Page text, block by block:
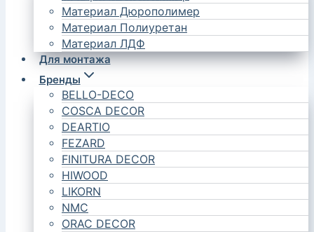
Материал Дюрополимер
Материал Полиуретан
Материал ЛДФ
Для монтажа
Бренды
BELLO-DECO
COSCA DECOR
DEARTIO
FEZARD
FINITURA DECOR
HIWOOD
LIKORN
NMC
ORAC DECOR